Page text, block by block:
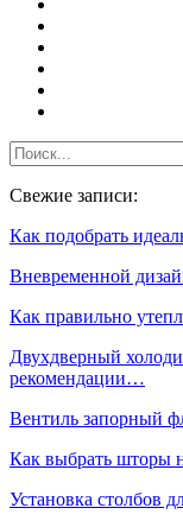
Свежие записи:
Как подобрать
Вневременной
Как правильно
Двухдверный
рекомендации…
Вентиль запорный
Как выбрать шторы
Установка столбов